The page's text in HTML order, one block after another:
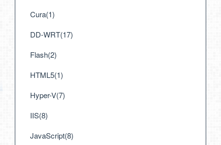
Cura(1)
DD-WRT(17)
Flash(2)
HTML5(1)
Hyper-V(7)
IIS(8)
JavaScript(8)